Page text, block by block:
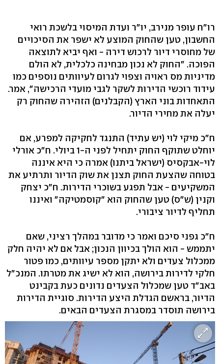
רו"ח עופר מנירב, יו"ר ועדת המיסוי בלשכת רואי
החשבון, טען שהחוק המוצע לא ישפר את הסיכויים
של מחוסרי דיור לרכוש דירה - ואף יביא לתוצאה
הפוכה. "החוק לא נכון מבחינה כלכלית, לא הולם
מדיניות מס ראויה וצפוי לגרום לעיוותים נוספים כמו
עידוד רוכשי הדירות לשקר לגבי מועדי הרכישה", אמר.
התאחדות בוני הארץ (הקבלנים) הזהירה שהחוק רק
יעלה את מחירי הדיור.
ח"כ מיקי לוי (יש עתיד) התנגד לחקיקה למפרע, אם
יוחלט שתוקף החוק יתחיל לפני ה-1 ביולי. ח"כ אורלי
לוי-אבקסיס (ישראל ביתנו) אמרה כי היא איננה
בטוחה שהצעת החוק תצנן את שוק הדיור ותרתיע את
המשקיעים - אבל תפגע בשוכרי הדירות. ח"כ יצחק
וקנין (ש"ס) טען שהחוק הוא "קוסמטיקה" ואיננו
תחליף לדיור ציבורי.
ח"כ גפני סיכם ואמר כי מדובר במהלך רציני, שאם
יתממש - הוא הולך בכיוון הנכון; אבל אם לא יהיה חלק
ממכלול צעדים ולא יתקן מספר עיוותים, כמו פטור
חלקי לדירות בירושה, הוא לא ישיג את מטרתו. המנכ"ל
באב"ד טען שמכלול הצעדים נדונים כעת בקבינט
הדיור, בראשם הגדלת היצע הדירות. סוגיית הדירות
בירושה תוסדר במסגרת הצעדים הבאים.